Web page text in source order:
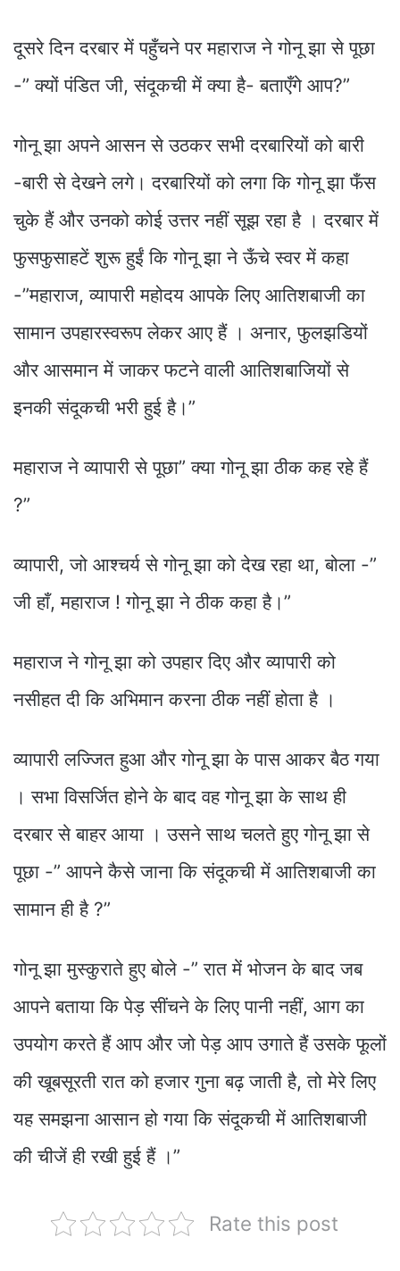
दूसरे दिन दरबार में पहुँचने पर महाराज ने गोनू झा से पूछा
-” क्यों पंडित जी, संदूकची में क्या है- बताएँगे आप?”
गोनू झा अपने आसन से उठकर सभी दरबारियों को बारी
-बारी से देखने लगे। दरबारियों को लगा कि गोनू झा फँस
चुके हैं और उनको कोई उत्तर नहीं सूझ रहा है । दरबार में
फुसफुसाहटें शुरू हुईं कि गोनू झा ने ऊँचे स्वर में कहा
-”महाराज, व्यापारी महोदय आपके लिए आतिशबाजी का
सामान उपहारस्वरूप लेकर आए हैं । अनार, फुलझडियों
और आसमान में जाकर फटने वाली आतिशबाजियों से
इनकी संदूकची भरी हुई है।”
महाराज ने व्यापारी से पूछा” क्या गोनू झा ठीक कह रहे हैं
?”
व्यापारी, जो आश्चर्य से गोनू झा को देख रहा था, बोला -”
जी हाँ, महाराज ! गोनू झा ने ठीक कहा है।”
महाराज ने गोनू झा को उपहार दिए और व्यापारी को
नसीहत दी कि अभिमान करना ठीक नहीं होता है ।
व्यापारी लज्जित हुआ और गोनू झा के पास आकर बैठ गया
। सभा विसर्जित होने के बाद वह गोनू झा के साथ ही
दरबार से बाहर आया । उसने साथ चलते हुए गोनू झा से
पूछा -” आपने कैसे जाना कि संदूकची में आतिशबाजी का
सामान ही है ?”
गोनू झा मुस्कुराते हुए बोले -” रात में भोजन के बाद जब
आपने बताया कि पेड़ सींचने के लिए पानी नहीं, आग का
उपयोग करते हैं आप और जो पेड़ आप उगाते हैं उसके फूलों
की खूबसूरती रात को हजार गुना बढ़ जाती है, तो मेरे लिए
यह समझना आसान हो गया कि संदूकची में आतिशबाजी
की चीजें ही रखी हुई हैं ।”
Rate this post